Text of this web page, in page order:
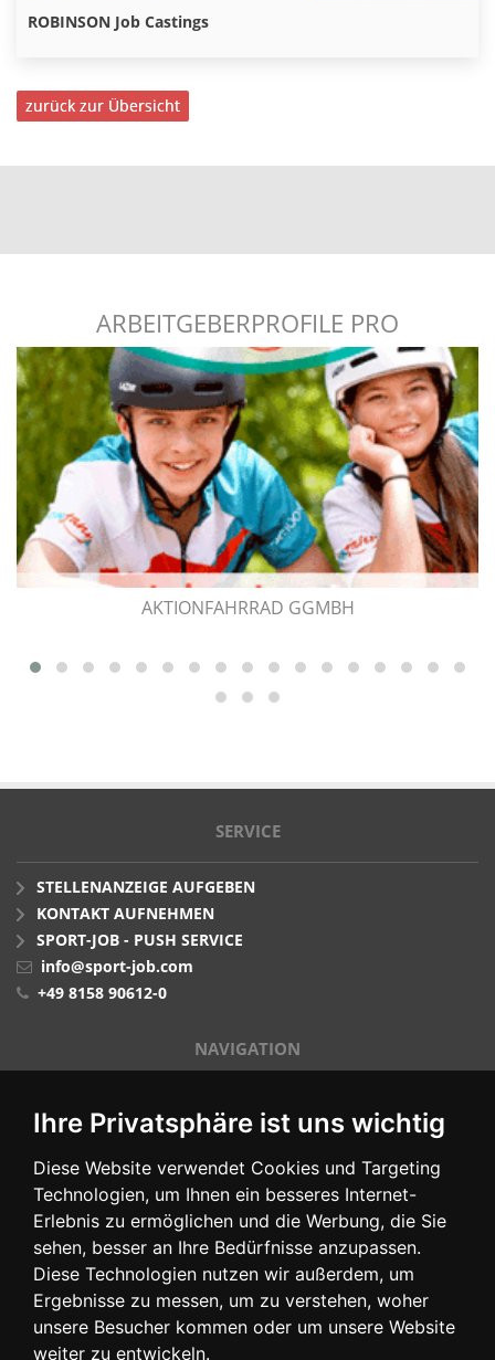
Ihre Privatsphäre ist uns wichtig
Diese Website verwendet Cookies und Targeting
Technologien, um Ihnen ein besseres Internet-
Erlebnis zu ermöglichen und die Werbung, die Sie
sehen, besser an Ihre Bedürfnisse anzupassen.
Diese Technologien nutzen wir außerdem, um
Ergebnisse zu messen, um zu verstehen, woher
unsere Besucher kommen oder um unsere Website
weiter zu entwickeln.
ROBINSON Job Castings
zurück zur Übersicht
ARBEITGEBERPROFILE PRO
AKTIONFAHRRAD GGMBH
SERVICE
STELLENANZEIGE AUFGEBEN
KONTAKT AUFNEHMEN
SPORT-JOB - PUSH SERVICE
info@sport-job.com
+49 8158 90612-0
NAVIGATION
ARBEITGEBERPROFILE
BLOG
FUER ARBEITGEBER
IMPRESSUM
DATENSCHUTZ
PARTNER